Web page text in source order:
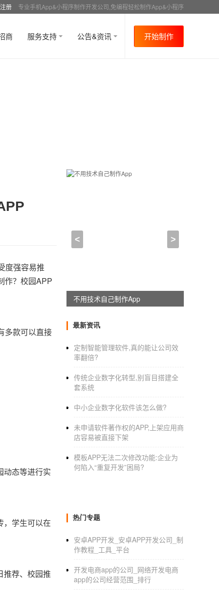
册 专业手机App&小程序制作开发公司,免编程轻松制作App&小程序
商 服务支持 公告&资讯 开始制作
度强容易推
作？校园APP
多款可以直接
动态等进行实
，学生可以在
推荐、校园推
< >
躺赚神器，淘宝客系统全新上线
最新资讯
定制智能管理软件,真的能让公司效
率翻倍?
传统企业数字化转型,别盲目搭建全
套系统
中小企业数字化软件该怎么做?
未申请软件著作权的APP,上架应用商
店容易被直接下架
模板APP无法二次修改功能:企业为
何陷入“重复开发”困局?
热门专题
安卓APP开发_安卓APP开发公司_制
作教程_工具_平台
开发电商app的公司_网络开发电商
app的公司经营范围_排行